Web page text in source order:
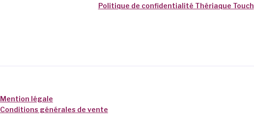
Politique de confidentialité Thériaque Touch
Mention légale
Conditions générales de vente